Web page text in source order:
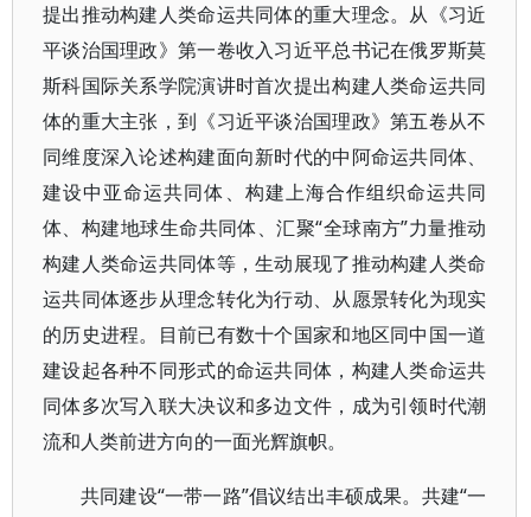
提出推动构建人类命运共同体的重大理念。从《习近
平谈治国理政》第一卷收入习近平总书记在俄罗斯莫
斯科国际关系学院演讲时首次提出构建人类命运共同
体的重大主张，到《习近平谈治国理政》第五卷从不
同维度深入论述构建面向新时代的中阿命运共同体、
建设中亚命运共同体、构建上海合作组织命运共同
体、构建地球生命共同体、汇聚“全球南方”力量推动
构建人类命运共同体等，生动展现了推动构建人类命
运共同体逐步从理念转化为行动、从愿景转化为现实
的历史进程。目前已有数十个国家和地区同中国一道
建设起各种不同形式的命运共同体，构建人类命运共
同体多次写入联大决议和多边文件，成为引领时代潮
流和人类前进方向的一面光辉旗帜。
共同建设“一带一路”倡议结出丰硕成果。共建“一